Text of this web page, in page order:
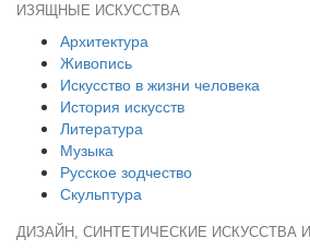
ИЗЯЩНЫЕ ИСКУССТВА
Архитектура
Живопись
Искусство в жизни человека
История искусств
Литература
Музыка
Русское зодчество
Скульптура
ДИЗАЙН, СИНТЕТИЧЕСКИЕ ИСКУССТВА